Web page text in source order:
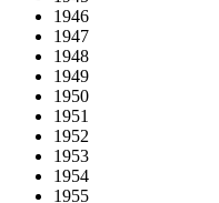
1946
1947
1948
1949
1950
1951
1952
1953
1954
1955